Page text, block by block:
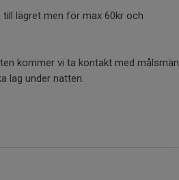
lägret men för max 60kr och
kommer vi ta kontakt med målsmän
lag under natten.